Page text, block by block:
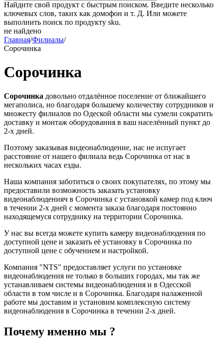
Найдите свой продукт с быстрым поиском. Введите несколько
ключевых слов, таких как домофон и т. Д. Или можете
выполнить поиск по продукту sku.
не найдено
Главная/Филиалы/
Сорочинка
Сорочинка
Сорочинка довольно отдалённое поселение от ближайшего
мегаполиса, но благодаря большему количеству сотрудников и
множесту филиалов по Одеской области мы сумели сократить
доставку и монтаж оборудования в ваш населённый пункт до
2-х дней.
Поэтому заказывая видеонаблюдение, нас не испугает
расстояние от нашего филиала ведь Сорочинка от нас в
нескольких часах езды.
Наша компания заботиться о своих покупателях, по этому мы
предоставили возможность заказать установку
видеонаблюденияч в Сорочинка с установкой камер под ключ
в течении 2-х дней с момента заказа благодаря постоянно
находящемуся сотруднику на территории Сорочинка.
У нас вы всегда можете купить камеру видеонаблюдения по
доступной цене и заказать её установку в Сорочинка по
доступной цене с обучением и настройкой.
Компания "NTS" предоставляет услуги по установке
видеонаблюдения не только в больших городах, мы так же
устанавливаем системы видеонаблюдения и в Одесской
области в том числе и в Сорочинка. Благодаря налаженной
работе мы доставим и установим комплексную систему
видеонаблюдения в Сорочинка в течении 2-х дней.
Почему именно мы ?